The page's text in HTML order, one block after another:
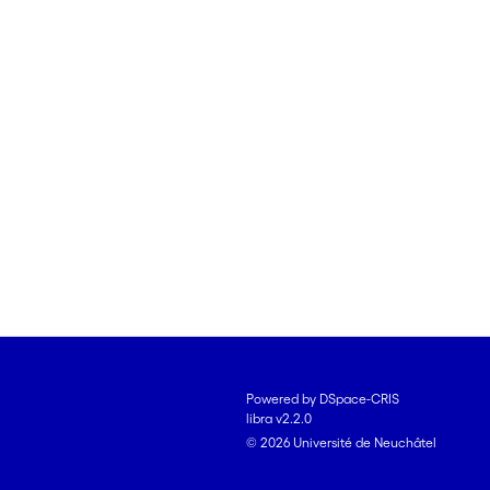
Powered by DSpace-CRIS
libra v2.2.0
© 2026 Université de Neuchâtel